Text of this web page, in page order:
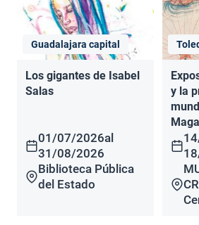
Guadalajara capital
Los gigantes de Isabel
Salas
01/07/2026al
31/08/2026
Biblioteca Pública
del Estado
y la